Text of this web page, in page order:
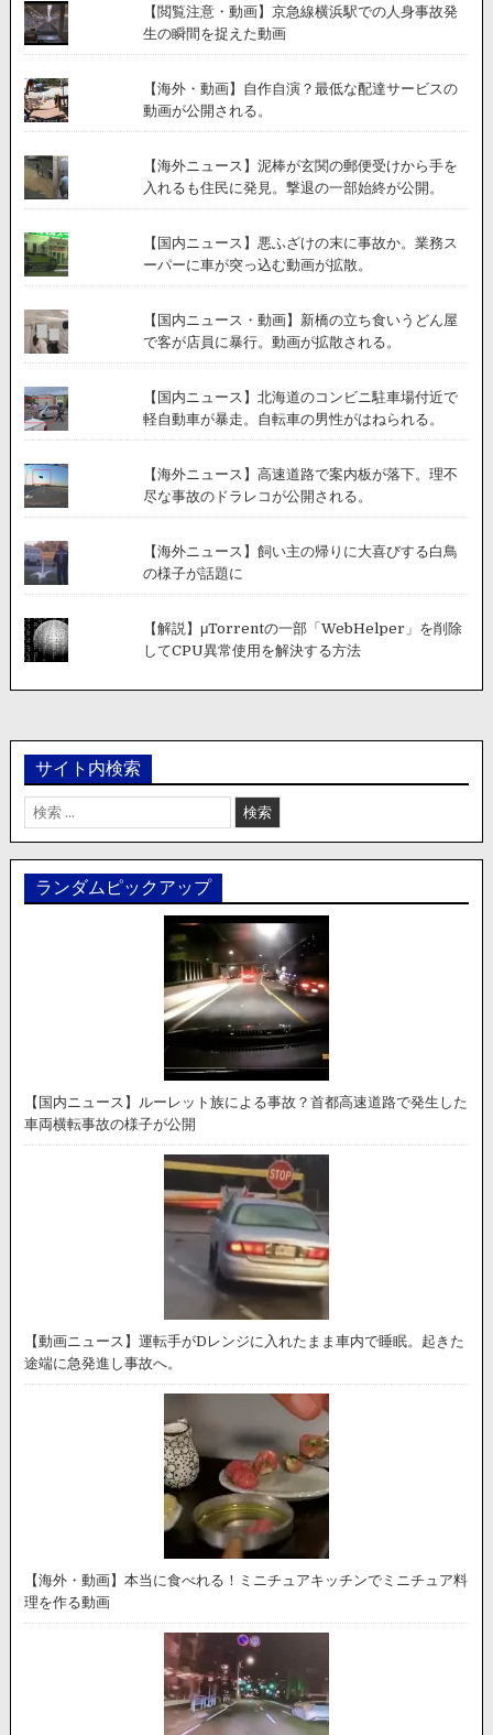
【閲覧注意・動画】京急線横浜駅での人身事故発
生の瞬間を捉えた動画
【海外・動画】自作自演？最低な配達サービスの
動画が公開される。
【海外ニュース】泥棒が玄関の郵便受けから手を
入れるも住民に発見。撃退の一部始終が公開。
【国内ニュース】悪ふざけの末に事故か。業務ス
ーパーに車が突っ込む動画が拡散。
【国内ニュース・動画】新橋の立ち食いうどん屋
で客が店員に暴行。動画が拡散される。
【国内ニュース】北海道のコンビニ駐車場付近で
軽自動車が暴走。自転車の男性がはねられる。
【海外ニュース】高速道路で案内板が落下。理不
尽な事故のドラレコが公開される。
【海外ニュース】飼い主の帰りに大喜びする白鳥
の様子が話題に
【解説】μTorrentの一部「WebHelper」を削除
してCPU異常使用を解決する方法
サイト内検索
検
索:
ランダムピックアップ
【国内ニュース】ルーレット族による事故？首都高速道路で発生した
車両横転事故の様子が公開
【動画ニュース】運転手がDレンジに入れたまま車内で睡眠。起きた
途端に急発進し事故へ。
【海外・動画】本当に食べれる！ミニチュアキッチンでミニチュア料
理を作る動画